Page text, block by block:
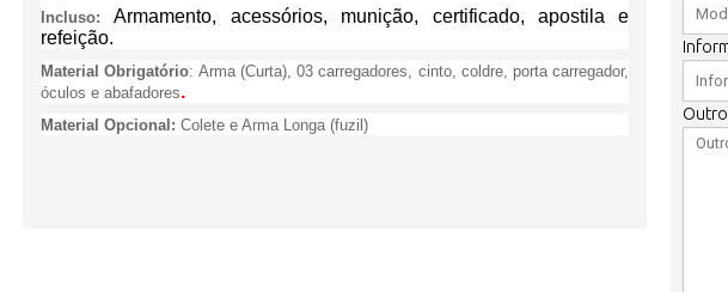
Incluso:
Armamento, acessórios, munição, certificado, apostila e
refeição.
Material Obrigatório: Arma (Curta), 03 carregadores, cinto, coldre, porta carregador,
óculos e abafadores.
Material Opcional: Colete e Arma Longa (fuzil)